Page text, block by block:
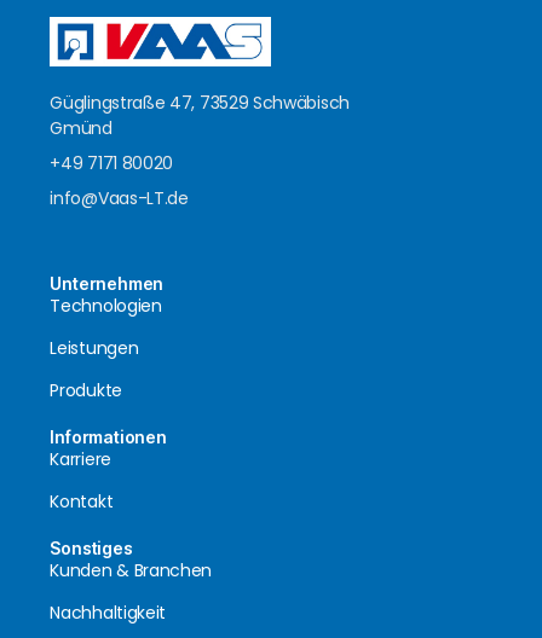
Güglingstraße 47, 73529 Schwäbisch
Gmünd
+49 7171 80020
info@Vaas-LT.de
Unternehmen
Technologien
Leistungen
Produkte
Informationen
Karriere
Kontakt
Sonstiges
Kunden & Branchen
Nachhaltigkeit